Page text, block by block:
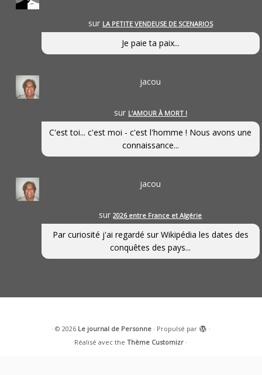
sur LA PETITE VENDEUSE DE SCENARIOS
Je paie ta paix...
jacou
sur L’AMOUR À MORT !
C'est toi... c'est moi - c'est l'homme ! Nous avons une
connaissance...
jacou
sur2026 entre France et Algérie
Par curiosité j'ai regardé sur Wikipédia les dates des
conquêtes des pays...
· © 2026 Le journal de Personne· Propulsé par
·
Réalisé avec theThème Customizr ·